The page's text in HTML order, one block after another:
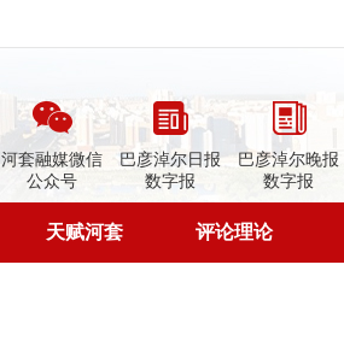
河套融媒微信
公众号
巴彦淖尔日报
数字报
巴彦淖尔晚报
数字报
天赋河套 评论理论